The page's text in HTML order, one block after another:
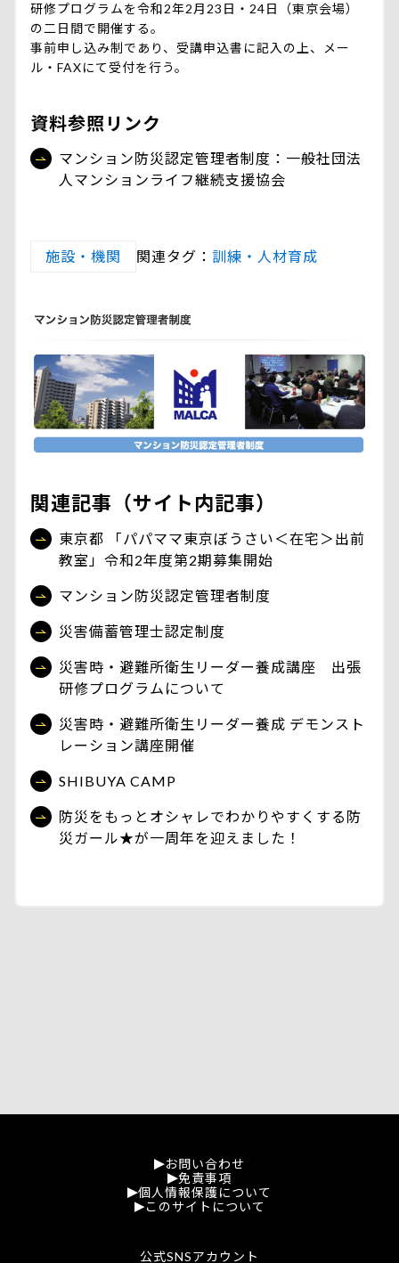
研修プログラムを令和2年2月23日・24日（東京会場）
の二日間で開催する。
事前申し込み制であり、受講申込書に記入の上、メー
ル・FAXにて受付を行う。
資料参照リンク
マンション防災認定管理者制度：一般社団法
人マンションライフ継続支援協会
施設・機関 関連タグ： 訓練・人材育成
関連記事（サイト内記事）
東京都 「パパママ東京ぼうさい＜在宅＞出前
教室」令和2年度第2期募集開始
マンション防災認定管理者制度
災害備蓄管理士認定制度
災害時・避難所衛生リーダー養成講座 出張
研修プログラムについて
災害時・避難所衛生リーダー養成 デモンスト
レーション講座開催
SHIBUYA CAMP
防災をもっとオシャレでわかりやすくする防
災ガール★が一周年を迎えました！
お問い合わせ
免責事項
個人情報保護について
このサイトについて
公式SNSアカウント